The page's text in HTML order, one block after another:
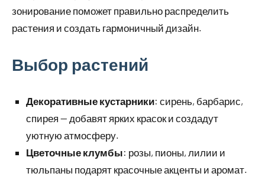
зонирование поможет правильно распределить
растения и создать гармоничный дизайн.
Выбор растений
Декоративные кустарники: сирень, барбарис,
спирея — добавят ярких красок и создадут
уютную атмосферу.
Цветочные клумбы: розы, пионы, лилии и
тюльпаны подарят красочные акценты и аромат.